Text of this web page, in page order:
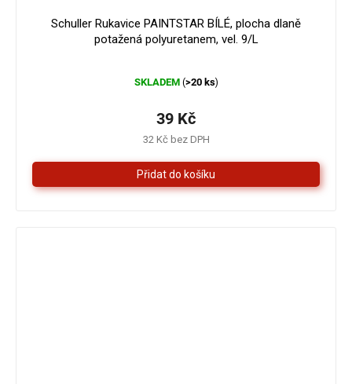
Schuller Rukavice PAINTSTAR BÍLÉ, plocha dlaně
potažená polyuretanem, vel. 9/L
hodnocení
je
z
5
hvězdiček.
SKLADEM (>20 ks)
32 Kč bez DPH
39 Kč